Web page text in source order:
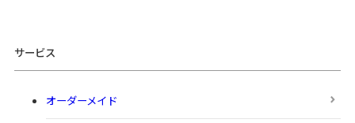
サービス
オーダーメイド